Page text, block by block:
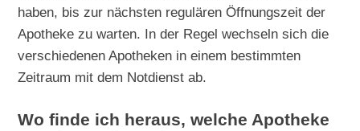
haben, bis zur nächsten regulären Öffnungszeit der
Apotheke zu warten. In der Regel wechseln sich die
verschiedenen Apotheken in einem bestimmten
Zeitraum mit dem Notdienst ab.
Wo finde ich heraus, welche Apotheke